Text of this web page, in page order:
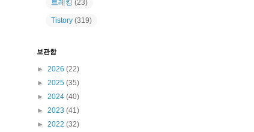
트레킹 (23)
Tistory (319)
보관함
► 2026 (22)
► 2025 (35)
► 2024 (40)
► 2023 (41)
► 2022 (32)